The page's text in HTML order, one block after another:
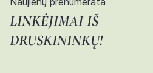
LINKĖJIMAI IŠ
DRUSKININKŲ!